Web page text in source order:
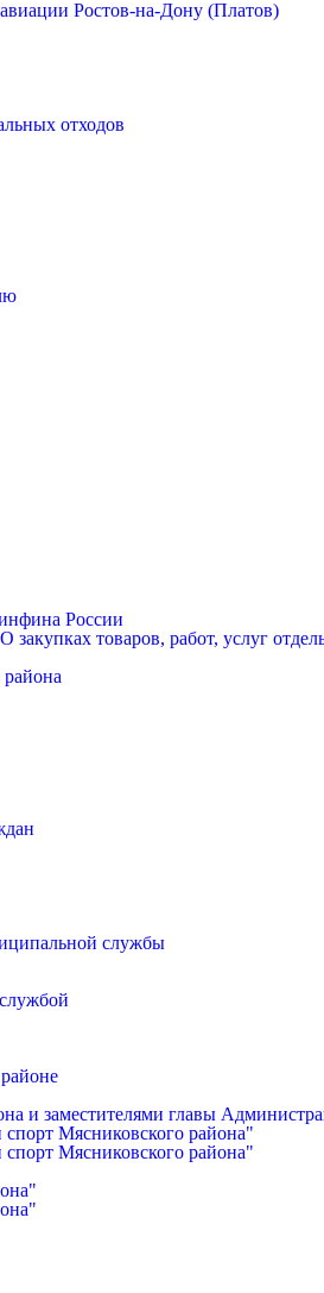
Ростов-на-Дону (Платов)
отходов
России
закупках товаров, работ, услуг
службы
и заместителями главы
Мясниковского района"
Мясниковского района"